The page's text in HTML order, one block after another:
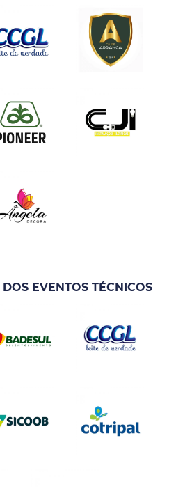
EVENTOS TÉCNICOS